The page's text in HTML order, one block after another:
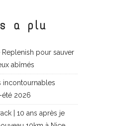
a plu
Replenish pour sauver
abîmés
incontournables
2026
| 10 ans après je